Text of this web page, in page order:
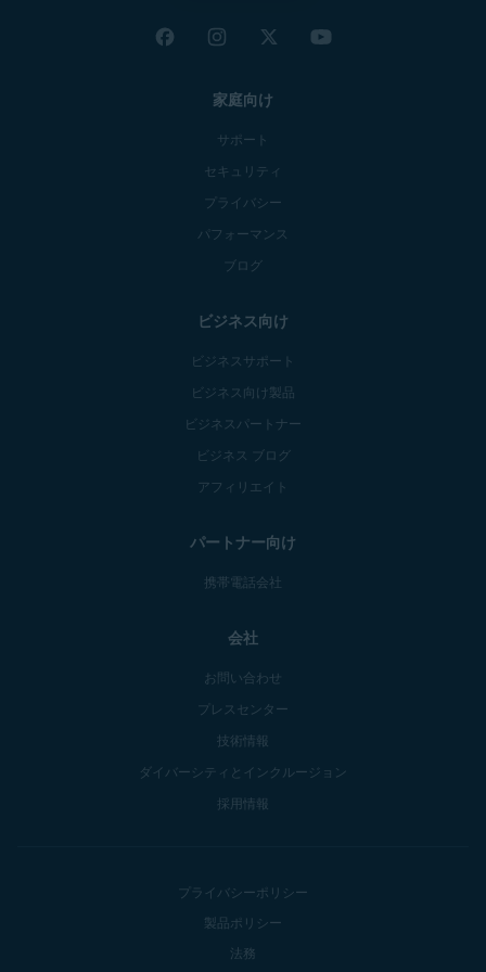
家庭向け
サポート
セキュリティ
プライバシー
パフォーマンス
ブログ
ビジネス向け
ビジネスサポート
ビジネス向け製品
ビジネスパートナー
ビジネス ブログ
アフィリエイト
パートナー向け
携帯電話会社
会社
お問い合わせ
プレスセンター
技術情報
ダイバーシティとインクルージョン
採用情報
プライバシーポリシー
製品ポリシー
法務